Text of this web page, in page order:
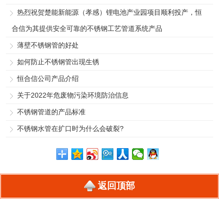
热烈祝贺楚能新能源（孝感）锂电池产业园项目顺利投产，恒
合信为其提供安全可靠的不锈钢工艺管道系统产品
薄壁不锈钢管的好处
如何防止不锈钢管出现生锈
恒合信公司产品介绍
关于2022年危废物污染环境防治信息
不锈钢管道的产品标准
不锈钢水管在扩口时为什么会破裂?
返回顶部